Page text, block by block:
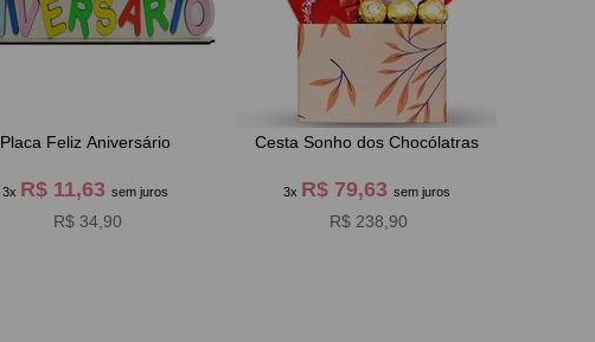
Placa Feliz Aniversário
3x R$ 11,63sem juros
R$ 34,90
Cesta Sonho dos Chocólatras
3x R$ 79,63 sem juros
R$ 238,90